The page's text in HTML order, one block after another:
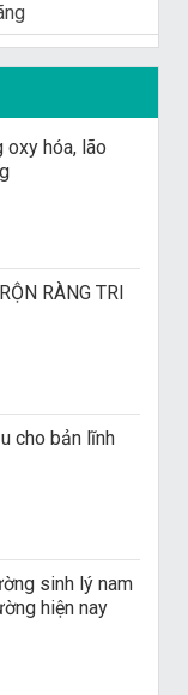
oxy hóa, lão
RÀNG TRI
cho bản lĩnh
sinh lý nam
hiện nay